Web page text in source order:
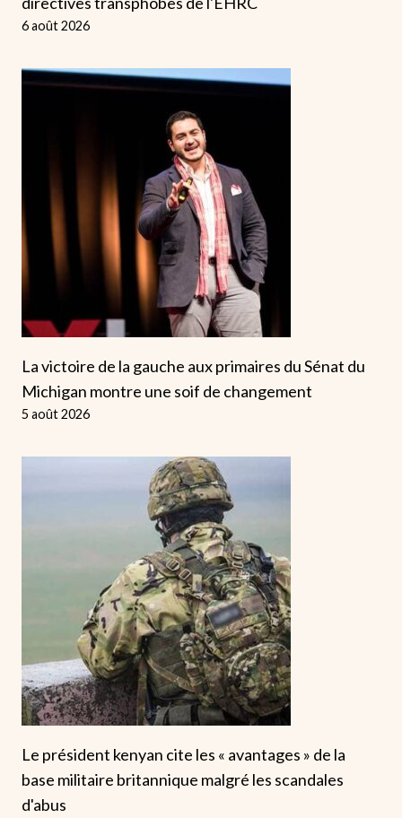
6 août 2026
La victoire de la gauche aux primaires du Sénat du
Michigan montre une soif de changement
5 août 2026
Le président kenyan cite les « avantages » de la
base militaire britannique malgré les scandales
d'abus